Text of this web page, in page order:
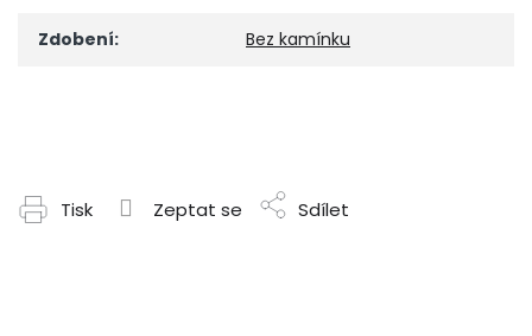
Zdobení: Bez kamínku
Tisk Zeptat se Sdílet